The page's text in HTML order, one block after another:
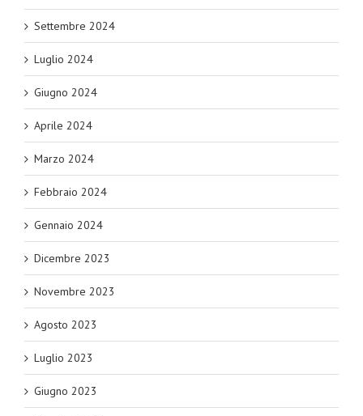
Settembre 2024
Luglio 2024
Giugno 2024
Aprile 2024
Marzo 2024
Febbraio 2024
Gennaio 2024
Dicembre 2023
Novembre 2023
Agosto 2023
Luglio 2023
Giugno 2023